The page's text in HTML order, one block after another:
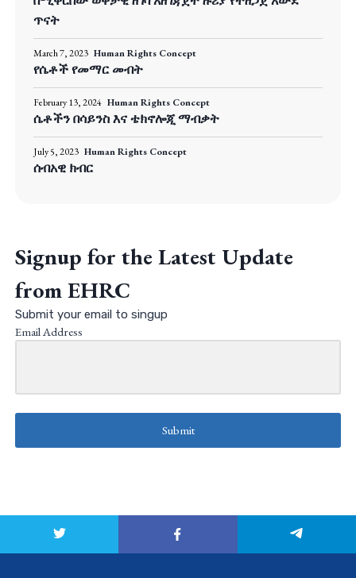
ጥናት
March 7, 2023 Human Rights Concept
የሴቶች የመማር መብት
February 13, 2024 Human Rights Concept
ሴቶችን በሳይንስ እና ቴክኖሎጂ ማብቃት
July 5, 2023 Human Rights Concept
ሰብአዊ ክብር
Signup for the Latest Update
from EHRC
Submit your email to singup
Email Address
Submit